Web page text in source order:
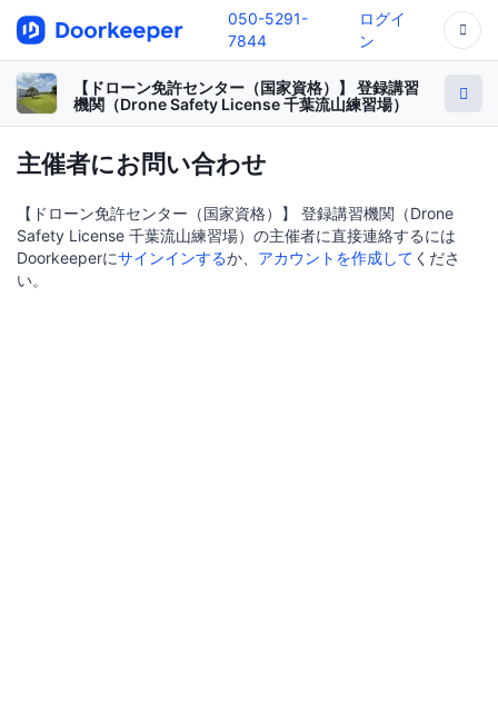
050-5291-
7844
ログイ
ン
【ドローン免許センター（国家資格）】 登録講習
機関（Drone Safety License 千葉流山練習場）
主催者にお問い合わせ
【ドローン免許センター（国家資格）】 登録講習機関（Drone
Safety License 千葉流山練習場）の主催者に直接連絡するには
Doorkeeperにサインインするか、 アカウントを作成して くださ
い。